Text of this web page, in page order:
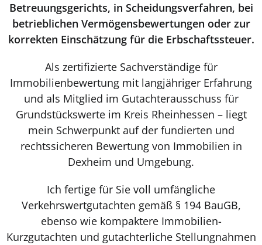
Betreuungsgerichts, in Scheidungsverfahren, bei
betrieblichen Vermögensbewertungen oder zur
korrekten Einschätzung für die Erbschaftssteuer.
Als zertifizierte Sachverständige für
Immobilienbewertung mit langjähriger Erfahrung
und als Mitglied im Gutachterausschuss für
Grundstückswerte im Kreis Rheinhessen – liegt
mein Schwerpunkt auf der fundierten und
rechtssicheren Bewertung von Immobilien in
Dexheim und Umgebung.
Ich fertige für Sie voll umfängliche
Verkehrswertgutachten gemäß § 194 BauGB,
ebenso wie kompaktere Immobilien-
Kurzgutachten und gutachterliche Stellungnahmen